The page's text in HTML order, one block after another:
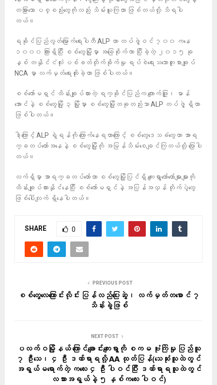
တခြားသော ပစ္စည်းတွေကိုလည်း သိမ်းယူကြတာ ဖြစ်တယ်လို့ သိရပါ
တယ်။
ရခိုင်ပြည်လွတ်မြောက်ရေးပါတီ ALP ဟာ တပ်ဖွဲ့ဝင် ၇၀၀ ကနေ
၁၀၀၀ ကြားရှိပြီး စစ်တွေမြို့မှာ အခြေစိုက်ကာ ပြီးခဲ့တဲ့ ၂၀၁၅ ခု
နှစ် တနိုင်ငံလုံး ပစ်ခတ်တိုက်ခိုက်မှု ရပ်စဲရေးသဘောတူစာချုပ်
NCA မှာ လက်မှတ်ရေးထိုးခဲ့တာ ဖြစ်ပါတယ်။
စစ်ကော်မရှင် ထိန်းချုပ်ထားတဲ့ ရက္ခိုင်ပြည်က ​ကျောက်ဖြူ၊ မာန်
အောင်နဲ့ စစ်တွေမြို့ ၃ မြို့မှာ စစ်တွေမြို့တခုတည်းသာ ALP တပ်ဖွဲ့ ရှိတာ
ဖြစ်ပါတယ်။
ဒါ့​ကြောင့် ALP ရဲ့ရန်ကို ကြောက်နေရတာကြောင့် စစ်တွေဒေသခံတွေဟာ အာရ
က္ခတပ်တော်အနေနဲ့ စစ်တွေမြို့ကို အမြန်သိမ်းစေချင်ကြတယ်လို့ ပြောပါ
တယ်။
လက်ရှိမှာ အာရက္ခတပ်တော်ဟာ စစ်တွေမြို့ပြင်ရှိ ကျေးရွာတော်တော်များများကို
ထိန်းချုပ်ထားနိုင်နေပြီး စစ်ကော်မရှင်နဲ့ အပြန်အလှန် တိုက်ပွဲတွေ
ဖြစ်ပေါ်လျက် ရှိနေပါတယ်။
SHARE 0
PREVIOUS POST
စစ်တွေလေကြောင်းလိုင်း ပြန်လည်ပြေးဆွဲ၊ လက်မှတ်တစောင် ၇
သိန်းခွဲဖြစ်
NEXT POST
ပလက်ဝမြို့နယ် ကြောင်ချောင်းကျေးရွာကို စကမ ဗုံးကြဲမှု ပြည်သူ
၇ ဦးသေ၊ ၄ ဦး ဒဏ်ရာရလို့ AA ထုတ်ပြန်(သေဆုံးသူထဲတွင်
အရွယ်မရောက်တဲ့ ကလေး ၄ ဦး ပါဝင်ပြီး ဒဏ်ရာရသူထဲတွင်
လသားအရွယ်နဲ့ ၅ နှစ်ကလေး ပါဝင်)